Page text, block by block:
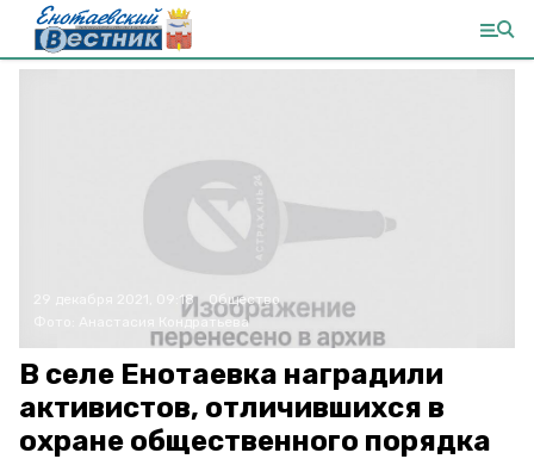
29 декабря 2021, 09:18
Общество
Анастасия Кондратьева
В селе Енотаевка наградили
активистов, отличившихся в
охране общественного порядка